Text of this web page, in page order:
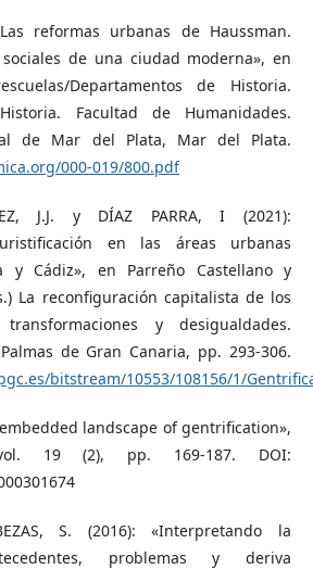
reformas urbanas de Haussman.
de una ciudad moderna», en
Departamentos de Historia.
Facultad de Humanidades.
de Mar del Plata, Mar del Plata.
000-019/800.pdf
J.J. y DÍAZ PARRA, I (2021):
en las áreas urbanas
y Cádiz», en Parreño Castellano y
La reconfiguración capitalista de los
y desigualdades.
de Gran Canaria, pp. 293-306.
bitstream/10553/108156/1/
embedded landscape of gentrification»,
19 (2), pp. 169-187. DOI:
S. (2016): «Interpretando la
problemas y deriva